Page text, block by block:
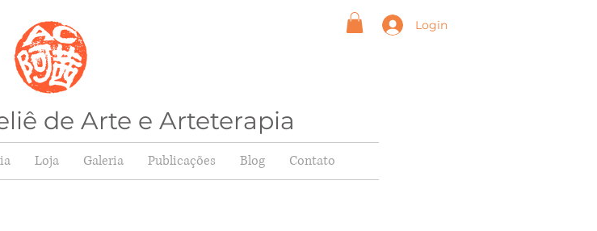
Login
de Arte e Arteterapia
Loja Galeria Publicações Blog Contato